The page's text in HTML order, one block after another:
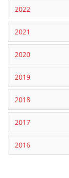
2022
2021
2020
2019
2018
2017
2016